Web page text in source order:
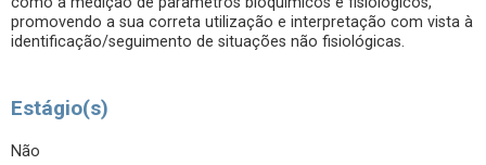
promovendo a sua correta utilização e interpretação com vista à
identificação/seguimento de situações não fisiológicas.
Estágio(s)
Não